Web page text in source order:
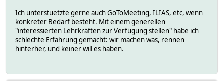
Ich unterstuetzte gerne auch GoToMeeting, ILIAS, etc, wenn
konkreter Bedarf besteht. Mit einem generellen
"interessierten Lehrkräften zur Verfügung stellen" habe ich
schlechte Erfahrung gemacht: wir machen was, rennen
hinterher, und keiner will es haben.